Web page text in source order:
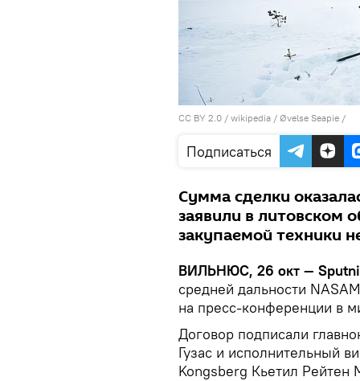
CC BY 2.0 / wikipedia / Øvelse Seapie /
Подписаться
Сумма сделки
заявили в литовском
закупаемой техники
ВИЛЬНЮС, 26 окт —
средней дальности
на пресс-конференции в
Договор подписали
Гузас и исполнительный
Kongsberg Кьетил